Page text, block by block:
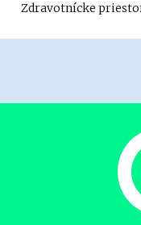
Zdravotnícke